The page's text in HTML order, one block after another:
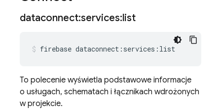
dataconnect:services:list
firebase dataconnect:services:list
To polecenie wyświetla podstawowe informacje
o usługach, schematach i łącznikach wdrożonych
w projekcie.